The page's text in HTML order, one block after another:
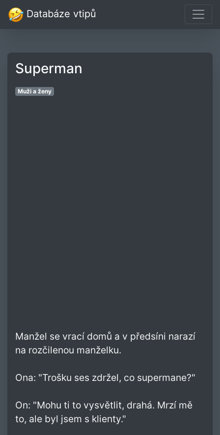
Databáze vtipů
Superman
Muži a ženy
Manžel se vrací domů a v předsíni narazí
na rozčilenou manželku.
Ona: "Trošku ses zdržel, co supermane?"
On: "Mohu ti to vysvětlit, drahá. Mrzí mě
to, ale byl jsem s klienty."